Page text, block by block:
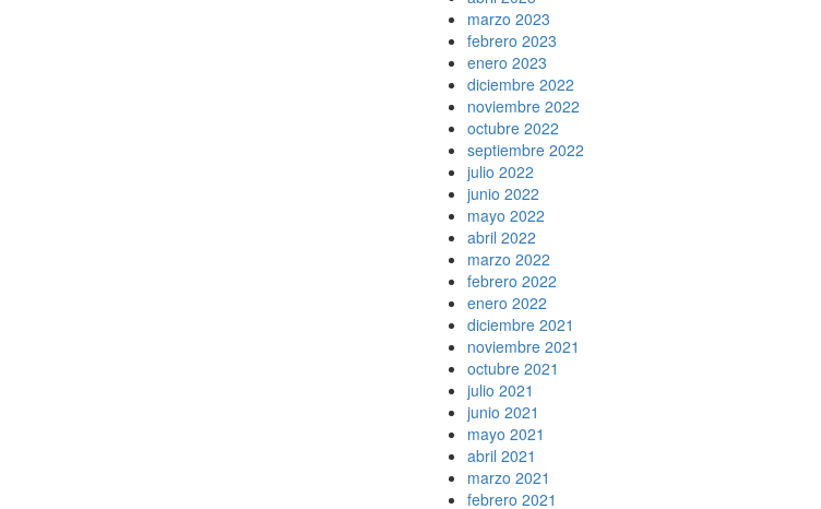
marzo 2023
febrero 2023
enero 2023
diciembre 2022
noviembre 2022
octubre 2022
septiembre 2022
julio 2022
junio 2022
mayo 2022
abril 2022
marzo 2022
febrero 2022
enero 2022
diciembre 2021
noviembre 2021
octubre 2021
julio 2021
junio 2021
mayo 2021
abril 2021
marzo 2021
febrero 2021